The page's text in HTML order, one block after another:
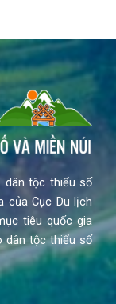
dân tộc thiểu số
của Cục Du lịch
tiêu quốc gia
dân tộc thiểu số